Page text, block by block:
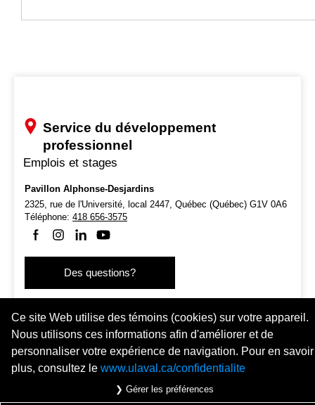
Service du développement
professionnel
Emplois et stages
Pavillon Alphonse-Desjardins
2325, rue de l'Université, local 2447, Québec (Québec) G1V 0A6
Téléphone: 418 656-3575
Suivez-nous sur Facebook
Suivez-nous sur Instagram
Suivez-nous sur LinkedIn
Suivez-nous sur Youtube
Des questions?
Conditions générales d'utilisation
Ce site Web utilise des témoins (cookies) sur votre appareil.
Nous utilisons ces informations afin d'améliorer et de
personnaliser votre expérience de navigation. Pour en savoir
plus, consultez le www.ulaval.ca/confidentialite
❯ Gérer les préférences